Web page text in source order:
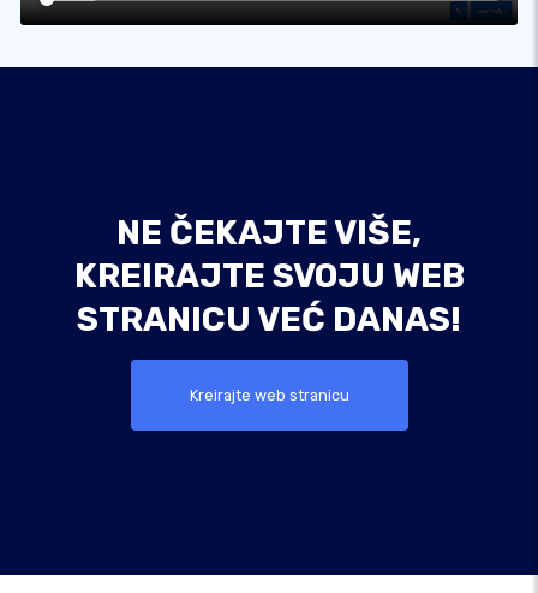
NE ČEKAJTE VIŠE,
KREIRAJTE SVOJU WEB
STRANICU VEĆ DANAS!
Kreirajte web stranicu